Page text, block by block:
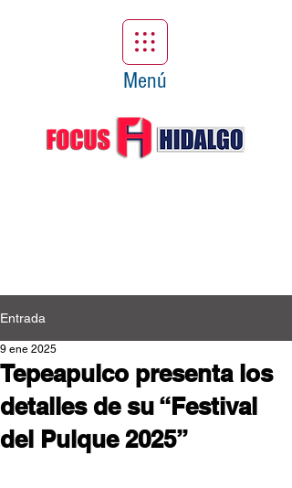
Menú
Entrada
Tepeapulco presenta los
detalles de su “Festival
del Pulque 2025”
9 ene 2025